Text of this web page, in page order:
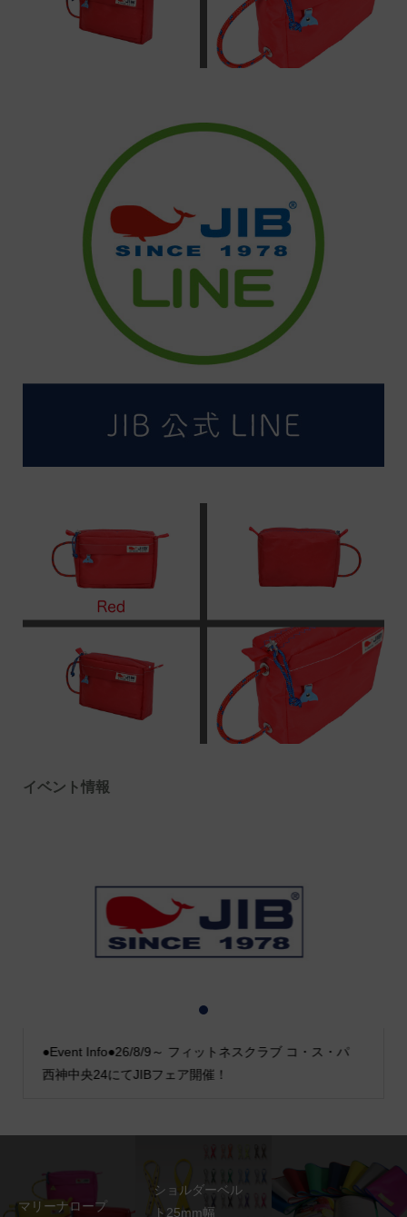
イベント情報
●Event Info●26/8/9～ フィットネスクラブ コ・ス・パ
西神中央24にてJIBフェア開催！
2
マリーナロープ
ショルダーベル
ト25mm幅